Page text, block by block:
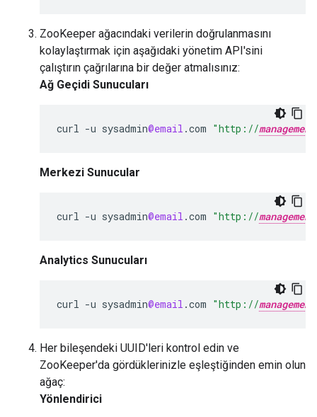
ZooKeeper ağacındaki verilerin doğrulanmasını
kolaylaştırmak için aşağıdaki yönetim API'sini
çalıştırın çağrılarına bir değer atmalısınız:
Ağ Geçidi Sunucuları
curl -u sysadmin@email .com "http://
Merkezi Sunucular
curl -u sysadmin@email .com "http://
Analytics Sunucuları
curl -u sysadmin@email .com "http://
Her bileşendeki UUID'leri kontrol edin ve
ZooKeeper'da gördüklerinizle eşleştiğinden emin olun
ağaç:
Yönlendirici